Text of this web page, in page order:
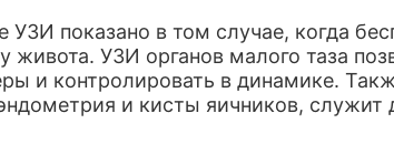
УЗИ показано в том случае, когда
живота. УЗИ органов малого таза
и контролировать в динамике.
и кисты яичников, служит